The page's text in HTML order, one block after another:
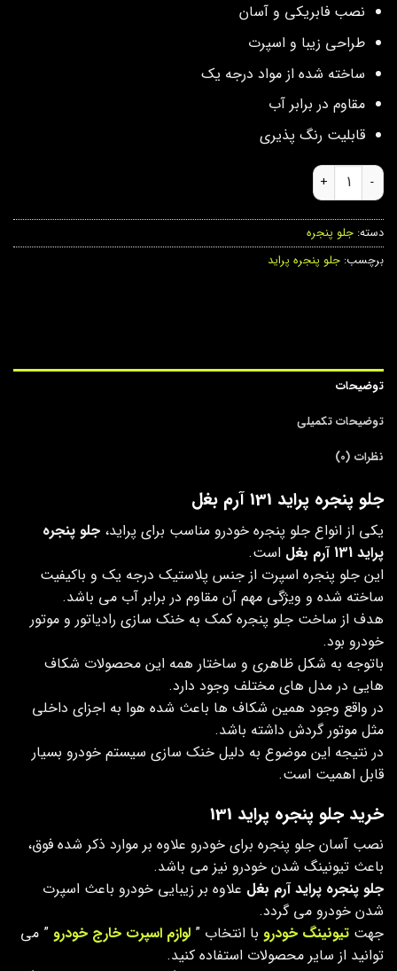
نصب فابریکی و آسان
طراحی زیبا و اسپرت
ساخته شده از مواد درجه یک
مقاوم در برابر آب
قابلیت رنگ پذیری
جلو پنجره پراید 131 آرم بغل عدد
دسته: جلو پنجره
برچسب: جلو پنجره پراید
توضیحات
توضیحات تکمیلی
نظرات (0)
جلو پنجره پراید 131 آرم بغل
یکی از انواع جلو پنجره خودرو مناسب برای پراید، جلو پنجره
پراید 131 آرم بغل
است.
این جلو پنجره اسپرت از جنس پلاستیک درجه یک و باکیفیت
ساخته شده و ویژگی مهم آن مقاوم در برابر آب می باشد.
هدف از ساخت جلو پنجره کمک به خنک سازی رادیاتور و موتور
خودرو بود.
باتوجه به شکل ظاهری و ساختار همه این محصولات شکاف
هایی در مدل های مختلف وجود دارد.
در واقع وجود همین شکاف ها باعث شده هوا به اجزای داخلی
مثل موتور گردش داشته باشد.
در نتیجه این موضوع به دلیل خنک سازی سیستم خودرو بسیار
قابل اهمیت است.
خرید جلو پنجره پراید 131
نصب آسان جلو پنجره برای خودرو علاوه بر موارد ذکر شده فوق،
باعث تیونینگ شدن خودرو نیز می باشد.
جلو پنجره پراید آرم بغل علاوه بر زیبایی خودرو باعث اسپرت
شدن خودرو می گردد.
جهت تیونینگ خودرو با انتخاب ” لوازم اسپرت خارج خودرو ” می
توانید از سایر محصولات استفاده کنید.